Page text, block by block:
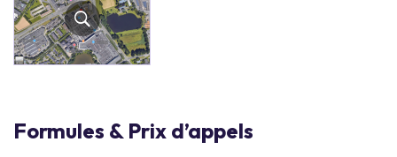
Formules & Prix d’appels